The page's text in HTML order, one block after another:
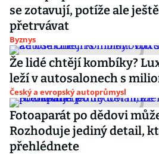
se zotavují, potíže ale
přetrvávat
Byznys
Že lidé chtějí kombíky?
leží v autosalonech s
Český a evropský autoprůmysl
Fotoaparát po dědovi
Rozhoduje jediný detail,
přehlédnete